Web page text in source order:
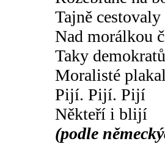
Tajně cestovaly
Nad morálkou
Taky demokratů
Moralisté
Pijí. Pijí. Pijí
Někteří i blijí
(podle